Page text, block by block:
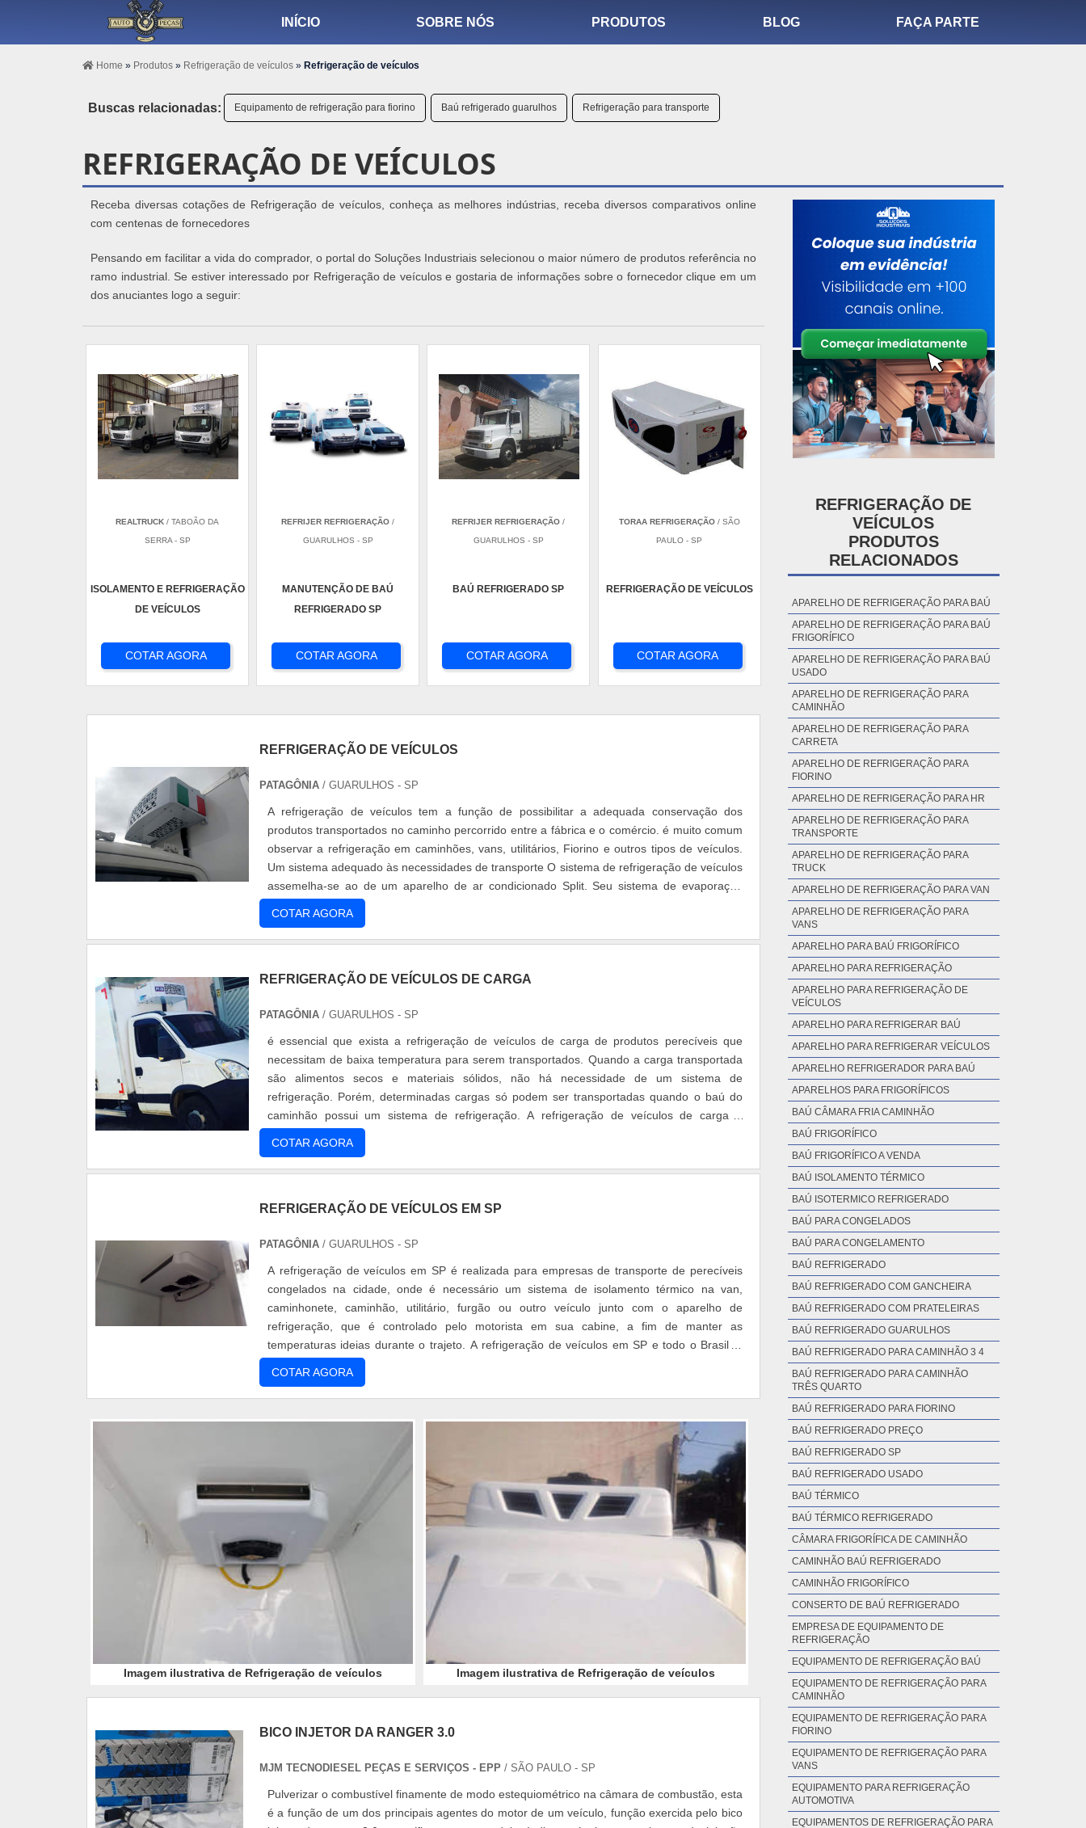
INÍCIO SOBRE NÓS PRODUTOS BLOG FAÇA PARTE
Home » Produtos » Refrigeração de veículos » Refrigeração de veículos
Buscas relacionadas: Equipamento de refrigeração para fiorino Baú refrigerado guarulhos Refrigeração para transporte
REFRIGERAÇÃO DE VEÍCULOS
Receba diversas cotações de Refrigeração de veículos, conheça as melhores indústrias, receba diversos comparativos online
com centenas de fornecedores
Pensando em facilitar a vida do comprador, o portal do Soluções Industriais selecionou o maior número de produtos referência no
ramo industrial. Se estiver interessado por Refrigeração de veículos e gostaria de informações sobre o fornecedor clique em um
dos anuciantes logo a seguir:
REALTRUCK / TABOÃO DA
SERRA - SP
ISOLAMENTO E REFRIGERAÇÃO
DE VEÍCULOS
COTAR AGORA
REFRIJER REFRIGERAÇÃO /
GUARULHOS - SP
MANUTENÇÃO DE BAÚ
REFRIGERADO SP
COTAR AGORA
REFRIJER REFRIGERAÇÃO /
GUARULHOS - SP
BAÚ REFRIGERADO SP
COTAR AGORA
TORAA REFRIGERAÇÃO/ SÃO
PAULO - SP
REFRIGERAÇÃO DE VEÍCULOS
COTAR AGORA
REFRIGERAÇÃO DE VEÍCULOS
PATAGÔNIA / GUARULHOS - SP
A refrigeração de veículos tem a função de possibilitar a adequada conservação dos
produtos transportados no caminho percorrido entre a fábrica e o comércio. é muito comum
observar a refrigeração em caminhões, vans, utilitários, Fiorino e outros tipos de veículos.
Um sistema adequado às necessidades de transporte O sistema de refrigeração de veículos
assemelha-se ao de um aparelho de ar condicionado Split. Seu sistema de evaporação
COTAR AGORA
REFRIGERAÇÃO DE VEÍCULOS DE CARGA
PATAGÔNIA / GUARULHOS - SP
é essencial que exista a refrigeração de veículos de carga de produtos perecíveis que
necessitam de baixa temperatura para serem transportados. Quando a carga transportada
são alimentos secos e materiais sólidos, não há necessidade de um sistema de
refrigeração. Porém, determinadas cargas só podem ser transportadas quando o baú do
caminhão possui um sistema de refrigeração. A refrigeração de veículos de carga é
indispensável para o transporte ...
COTAR AGORA
REFRIGERAÇÃO DE VEÍCULOS EM SP
PATAGÔNIA / GUARULHOS - SP
A refrigeração de veículos em SP é realizada para empresas de transporte de perecíveis
congelados na cidade, onde é necessário um sistema de isolamento térmico na van,
caminhonete, caminhão, utilitário, furgão ou outro veículo junto com o aparelho de
refrigeração, que é controlado pelo motorista em sua cabine, a fim de manter as
temperaturas ideias durante o trajeto. A refrigeração de veículos em SP e todo o Brasil O
aparelho escolhido para com...
COTAR AGORA
Imagem ilustrativa de Refrigeração de veículos Imagem ilustrativa de Refrigeração de veículos
BICO INJETOR DA RANGER 3.0
MJM TECNODIESEL PEÇAS E SERVIÇOS - EPP/ SÃO PAULO - SP
Pulverizar o combustível finamente de modo estequiométrico na câmara de combustão, esta
é a função de um dos principais agentes do motor de um veículo, função exercida pelo bico
REFRIGERAÇÃO DE
VEÍCULOS
PRODUTOS
RELACIONADOS
APARELHO DE REFRIGERAÇÃO PARA BAÚ
APARELHO DE REFRIGERAÇÃO PARA BAÚ
FRIGORÍFICO
APARELHO DE REFRIGERAÇÃO PARA BAÚ
USADO
APARELHO DE REFRIGERAÇÃO PARA
CAMINHÃO
APARELHO DE REFRIGERAÇÃO PARA
CARRETA
APARELHO DE REFRIGERAÇÃO PARA
FIORINO
APARELHO DE REFRIGERAÇÃO PARA HR
APARELHO DE REFRIGERAÇÃO PARA
TRANSPORTE
APARELHO DE REFRIGERAÇÃO PARA
TRUCK
APARELHO DE REFRIGERAÇÃO PARA VAN
APARELHO DE REFRIGERAÇÃO PARA
VANS
APARELHO PARA BAÚ FRIGORÍFICO
APARELHO PARA REFRIGERAÇÃO
APARELHO PARA REFRIGERAÇÃO DE
VEÍCULOS
APARELHO PARA REFRIGERAR BAÚ
APARELHO PARA REFRIGERAR VEÍCULOS
APARELHO REFRIGERADOR PARA BAÚ
APARELHOS PARA FRIGORÍFICOS
BAÚ CÂMARA FRIA CAMINHÃO
BAÚ FRIGORÍFICO
BAÚ FRIGORÍFICO A VENDA
BAÚ ISOLAMENTO TÉRMICO
BAÚ ISOTERMICO REFRIGERADO
BAÚ PARA CONGELADOS
BAÚ PARA CONGELAMENTO
BAÚ REFRIGERADO
BAÚ REFRIGERADO COM GANCHEIRA
BAÚ REFRIGERADO COM PRATELEIRAS
BAÚ REFRIGERADO GUARULHOS
BAÚ REFRIGERADO PARA CAMINHÃO 3 4
BAÚ REFRIGERADO PARA CAMINHÃO
TRÊS QUARTO
BAÚ REFRIGERADO PARA FIORINO
BAÚ REFRIGERADO PREÇO
BAÚ REFRIGERADO SP
BAÚ REFRIGERADO USADO
BAÚ TÉRMICO
BAÚ TÉRMICO REFRIGERADO
CÂMARA FRIGORÍFICA DE CAMINHÃO
CAMINHÃO BAÚ REFRIGERADO
CAMINHÃO FRIGORÍFICO
CONSERTO DE BAÚ REFRIGERADO
EMPRESA DE EQUIPAMENTO DE
REFRIGERAÇÃO
EQUIPAMENTO DE REFRIGERAÇÃO BAÚ
EQUIPAMENTO DE REFRIGERAÇÃO PARA
CAMINHÃO
EQUIPAMENTO DE REFRIGERAÇÃO PARA
FIORINO
EQUIPAMENTO DE REFRIGERAÇÃO PARA
VANS
EQUIPAMENTO PARA REFRIGERAÇÃO
AUTOMOTIVA
EQUIPAMENTOS DE REFRIGERAÇÃO PARA